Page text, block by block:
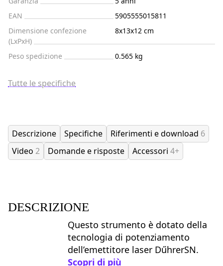
EAN
5905555015811
Dimensione confezione
(LxPxH)
8x13x12 cm
Peso spedizione 0.565 kg
Tutte le specifiche
Descrizione Specifiche Riferimenti e download 6
Video 2 Domande e risposte Accessori 4+
DESCRIZIONE
Questo strumento è dotato della
tecnologia di potenziamento
dell’emettitore laser DűhrerSN.
Scopri di più